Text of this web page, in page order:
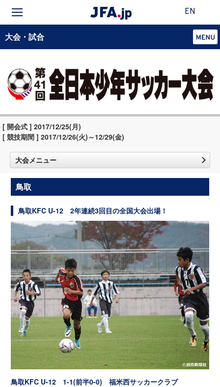
EN
大会・試合
[ 開会式 ] 2017/12/25(月)
[ 競技期間 ] 2017/12/26(火)～12/29(金)
大会メニュー
鳥取
鳥取KFC U-12 2年連続3回目の全国大会出場！
鳥取KFC U-12 1-1(前半0-0) 福米西サッカークラブ